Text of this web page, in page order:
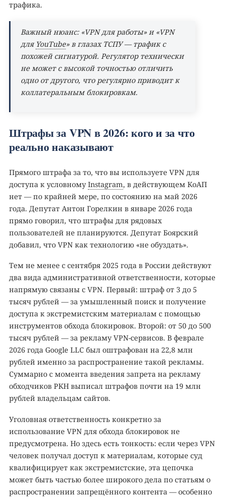
трафика.
Важный нюанс: «VPN для работы» и «VPN
для YouTube» в глазах ТСПУ — трафик с
похожей сигнатурой. Регулятор технически
не может с высокой точностью отличить
одно от другого, что регулярно приводит к
коллатеральным блокировкам.
Штрафы за VPN в 2026: кого и за что
реально наказывают
Прямого штрафа за то, что вы используете VPN для
доступа к условномуInstagram, в действующем КоАП
нет — по крайней мере, по состоянию на май 2026
года. Депутат Антон Горелкин в январе 2026 года
прямо говорил, что штрафы для рядовых
пользователей не планируются. Депутат Боярский
добавил, что VPN как технологию «не обуздать».
Тем не менее с сентября 2025 года в России действуют
два вида административной ответственности, которые
напрямую связаны с VPN. Первый: штраф от 3 до 5
тысяч рублей — за умышленный поиск и получение
доступа к экстремистским материалам с помощью
инструментов обхода блокировок. Второй: от 50 до 500
тысяч рублей — за рекламу VPN-сервисов. В феврале
2026 года Google LLC был оштрафован на 22,8 млн
рублей именно за распространение такой рекламы.
Суммарно с момента введения запрета на рекламу
обходчиков РКН выписал штрафов почти на 19 млн
рублей владельцам сайтов.
Уголовная ответственность конкретно за
использование VPN для обхода блокировок не
предусмотрена. Но здесь есть тонкость: если через VPN
человек получал доступ к материалам, которые суд
квалифицирует как экстремистские, эта цепочка
может быть частью более широкого дела по статьям о
распространении запрещённого контента — особенно